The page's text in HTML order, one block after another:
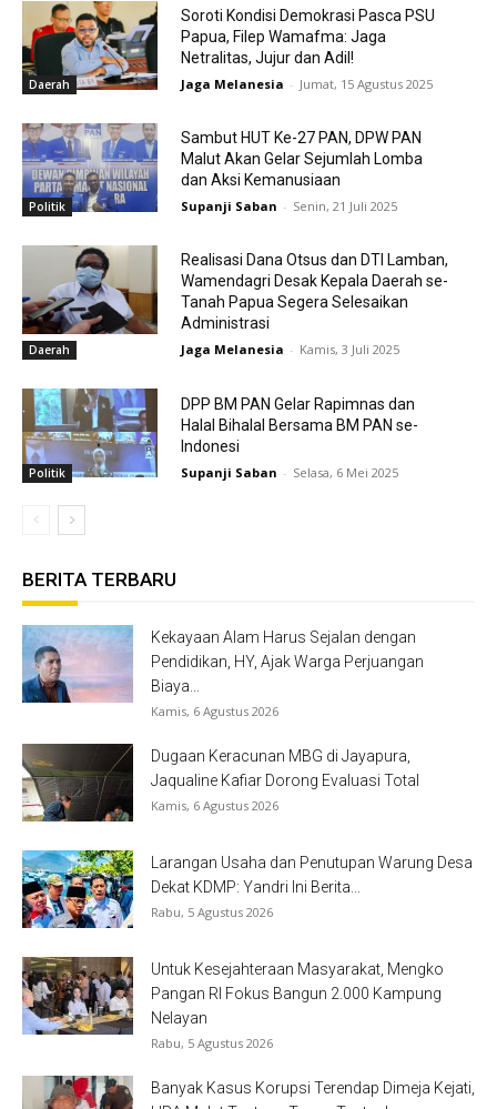
Daerah
Soroti Kondisi Demokrasi Pasca PSU
Papua, Filep Wamafma: Jaga
Netralitas, Jujur dan Adil!
Jaga Melanesia - Jumat, 15 Agustus 2025
Politik
Sambut HUT Ke-27 PAN, DPW PAN
Malut Akan Gelar Sejumlah Lomba
dan Aksi Kemanusiaan
Supanji Saban - Senin, 21 Juli 2025
Daerah
Realisasi Dana Otsus dan DTI Lamban,
Wamendagri Desak Kepala Daerah se-
Tanah Papua Segera Selesaikan
Administrasi
Jaga Melanesia - Kamis, 3 Juli 2025
Politik
DPP BM PAN Gelar Rapimnas dan
Halal Bihalal Bersama BM PAN se-
Indonesi
Supanji Saban - Selasa, 6 Mei 2025
BERITA TERBARU
Kekayaan Alam Harus Sejalan dengan
Pendidikan, HY, Ajak Warga Perjuangan
Biaya...
Kamis, 6 Agustus 2026
Dugaan Keracunan MBG di Jayapura,
Jaqualine Kafiar Dorong Evaluasi Total
Kamis, 6 Agustus 2026
Larangan Usaha dan Penutupan Warung Desa
Dekat KDMP: Yandri Ini Berita...
Rabu, 5 Agustus 2026
Untuk Kesejahteraan Masyarakat, Mengko
Pangan RI Fokus Bangun 2.000 Kampung
Nelayan
Rabu, 5 Agustus 2026
Banyak Kasus Korupsi Terendap Dimeja Kejati,